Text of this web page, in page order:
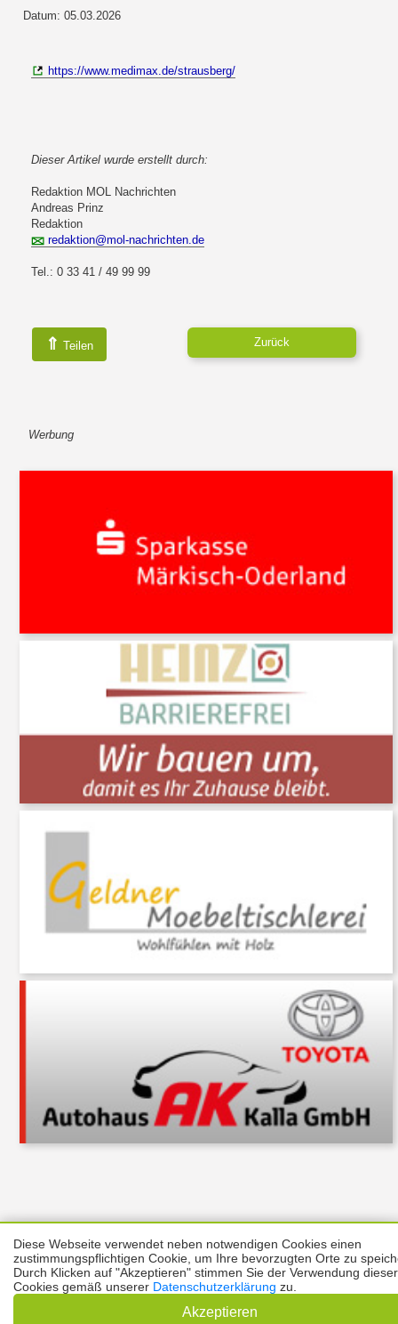
Datum: 05.03.2026
https://www.medimax.de/strausberg/
Dieser Artikel wurde erstellt durch:
Redaktion MOL Nachrichten
Andreas Prinz
Redaktion
redaktion@mol-nachrichten.de
Tel.: 0 33 41 / 49 99 99
⇑ Teilen Zurück
Werbung
Über uns Thema melden ABO Unterstützung
Datenschutz
Impressum
Diese Webseite verwendet neben notwendigen Cookies einen
zustimmungspflichtigen Cookie, um Ihre bevorzugten Orte zu
Durch Klicken auf "Akzeptieren" stimmen Sie der Verwendung dieser
Cookies gemäß unserer Datenschutzerklärung zu.
Akzeptieren